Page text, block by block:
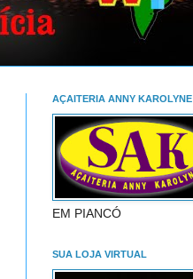
AÇAITERIA ANNY KAROLYNE
EM PIANCÓ
SUA LOJA VIRTUAL